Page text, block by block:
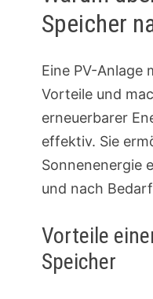
Speicher
Eine PV-Anlage
Vorteile und
erneuerbarer
effektiv. Sie
Sonnenenergie
und nach
Vorteile
Speicher